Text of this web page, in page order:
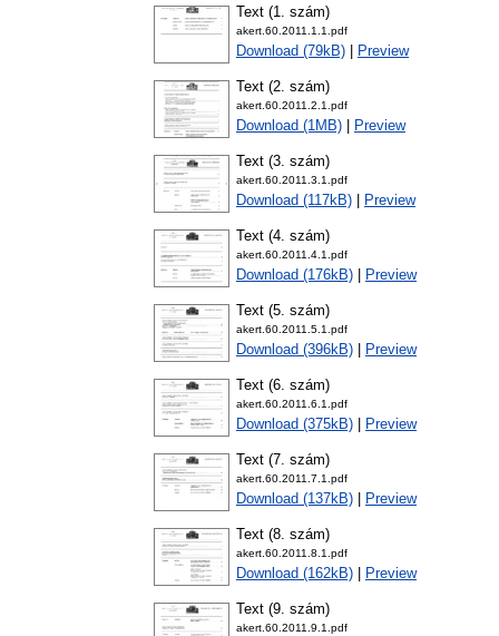
Text (1. szám)
akert.60.2011.1.1.pdf
Download (79kB) Preview
Text (2. szám)
akert.60.2011.2.1.pdf
Download (1MB) Preview
Text (3. szám)
akert.60.2011.3.1.pdf
Download (117kB) Preview
Text (4. szám)
akert.60.2011.4.1.pdf
Download (176kB) Preview
Text (5. szám)
akert.60.2011.5.1.pdf
Download (396kB) Preview
Text (6. szám)
akert.60.2011.6.1.pdf
Download (375kB) Preview
Text (7. szám)
akert.60.2011.7.1.pdf
Download (137kB) Preview
Text (8. szám)
akert.60.2011.8.1.pdf
Download (162kB) Preview
Text (9. szám)
akert.60.2011.9.1.pdf